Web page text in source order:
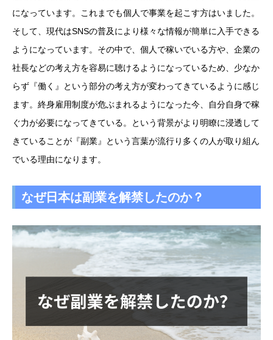
になっています。これまでも個人で事業を起こす方はいました。
そして、現代はSNSの普及により様々な情報が簡単に入手できる
ようになっています。その中で、個人で稼いでいる方や、企業の
社長などの考え方を容易に聴けるようになっているため、少なか
らず『働く』という部分の考え方が変わってきているように感じ
ます。終身雇用制度が危ぶまれるようになった今、自分自身で稼
ぐ力が必要になってきている。という背景がより明瞭に浸透して
きていることが『副業』という言葉が流行り多くの人が取り組ん
でいる理由になります。
なぜ日本は副業を解禁したのか？